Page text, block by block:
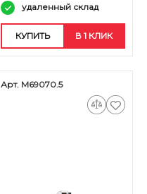
удаленный склад
КУПИТЬ В 1 КЛИК
Арт. M69070.5